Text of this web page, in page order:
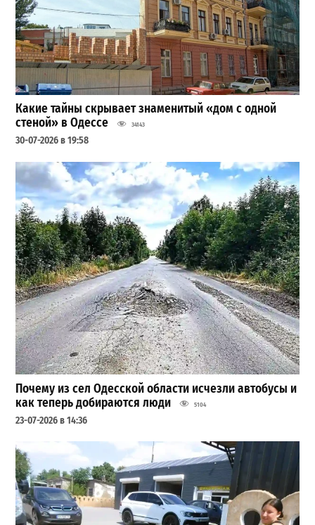
Какие тайны скрывает знаменитый «дом с одной
стеной» в Одессе
34143
30-07-2026 в 19:58
Почему из сел Одесской области исчезли автобусы и
как теперь добираются люди
5104
23-07-2026 в 14:36